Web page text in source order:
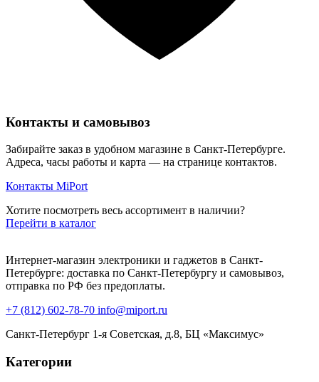
Контакты и самовывоз
Забирайте заказ в удобном магазине в Санкт-Петербурге.
Адреса, часы работы и карта — на странице контактов.
Контакты MiPort
Хотите посмотреть весь ассортимент в наличии?
Перейти в каталог
Интернет-магазин электроники и гаджетов в Санкт-
Петербурге: доставка по Санкт-Петербургу и самовывоз,
отправка по РФ без предоплаты.
+7 (812) 602-78-70 info@miport.ru
Санкт-Петербург 1-я Советская, д.8, БЦ «Максимус»
Категории